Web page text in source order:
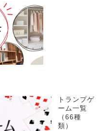
トランプゲ
ーム一覧
（66種
類）